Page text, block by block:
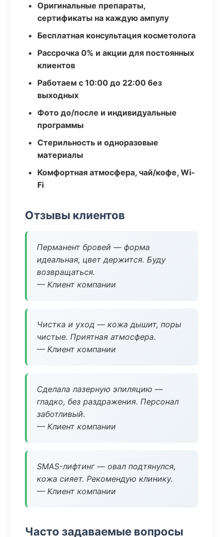
Оригинальные препараты,
сертификаты на каждую ампулу
Бесплатная консультация косметолога
Рассрочка 0% и акции для постоянных
клиентов
Работаем с 10:00 до 22:00 без
выходных
Фото до/после и индивидуальные
программы
Стерильность и одноразовые
материалы
Комфортная атмосфера, чай/кофе, Wi-
Fi
Отзывы клиентов
Перманент бровей — форма
идеальная, цвет держится. Буду
возвращаться.
— Клиент компании
Чистка и уход — кожа дышит, поры
чистые. Приятная атмосфера.
— Клиент компании
Сделала лазерную эпиляцию —
гладко, без раздражения. Персонал
заботливый.
— Клиент компании
SMAS-лифтинг — овал подтянулся,
кожа сияет. Рекомендую клинику.
— Клиент компании
Часто задаваемые вопросы